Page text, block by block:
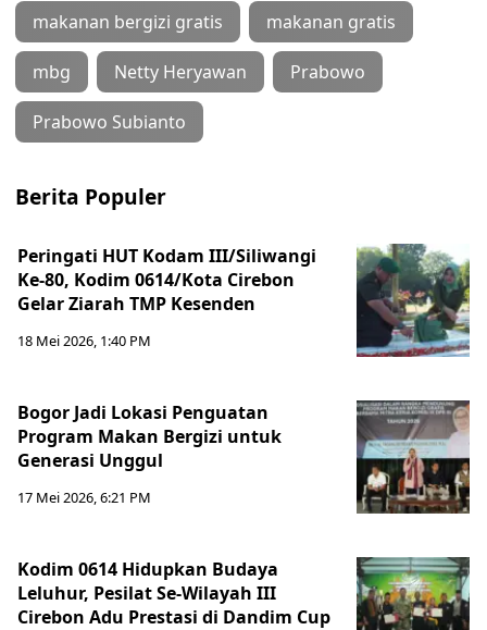
makanan bergizi gratis makanan gratis
mbg Netty Heryawan Prabowo
Prabowo Subianto
Berita Populer
Peringati HUT Kodam III/Siliwangi
Ke-80, Kodim 0614/Kota Cirebon
Gelar Ziarah TMP Kesenden
18 Mei 2026, 1:40 PM
Bogor Jadi Lokasi Penguatan
Program Makan Bergizi untuk
Generasi Unggul
17 Mei 2026, 6:21 PM
Kodim 0614 Hidupkan Budaya
Leluhur, Pesilat Se-Wilayah III
Cirebon Adu Prestasi di Dandim Cup